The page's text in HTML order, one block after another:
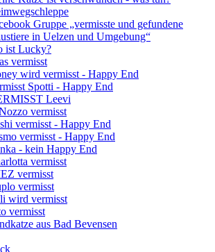
Gruppe „vermisste und gefundene
in Uelzen und Umgebung“
ist Lucky?
vermisst
wird vermisst - Happy End
Spotti - Happy End
Leevi
vermisst
vermisst - Happy End
vermisst - Happy End
- kein Happy End
vermisst
vermisst
vermisst
wird vermisst
vermisst
aus Bad Bevensen